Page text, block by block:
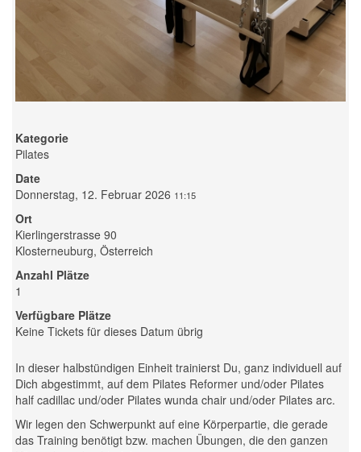
Kategorie
Pilates
Date
Donnerstag, 12. Februar 2026 11:15
Ort
Kierlingerstrasse 90
Klosterneuburg, Österreich
Anzahl Plätze
1
Verfügbare Plätze
Keine Tickets für dieses Datum übrig
In dieser halbstündigen Einheit trainierst Du, ganz individuell auf
Dich abgestimmt, auf dem Pilates Reformer und/oder Pilates
half cadillac und/oder Pilates wunda chair und/oder Pilates arc.
Wir legen den Schwerpunkt auf eine Körperpartie, die gerade
das Training benötigt bzw. machen Übungen, die den ganzen